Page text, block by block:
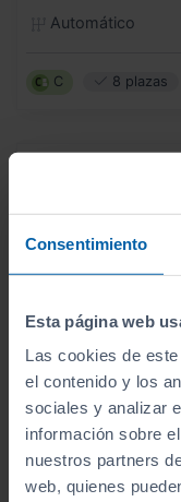
Consentimiento
Esta página web
Las cookies de
el contenido y los
sociales y analizar
información sobre
nuestros partners
web, quienes
Automático
C 8 plazas